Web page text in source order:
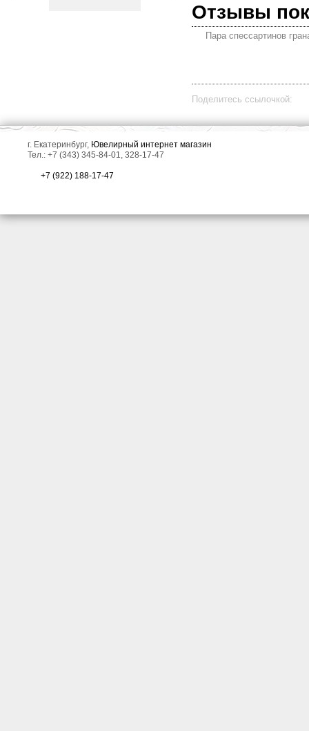
Отзывы
Пара спессартинов
Поделитесь ссылочкой:
г. Екатеринбург, Ювелирный интернет магазин
Тел.: +7 (343) 345-84-01, 328-17-47
+7 (922) 188-17-47